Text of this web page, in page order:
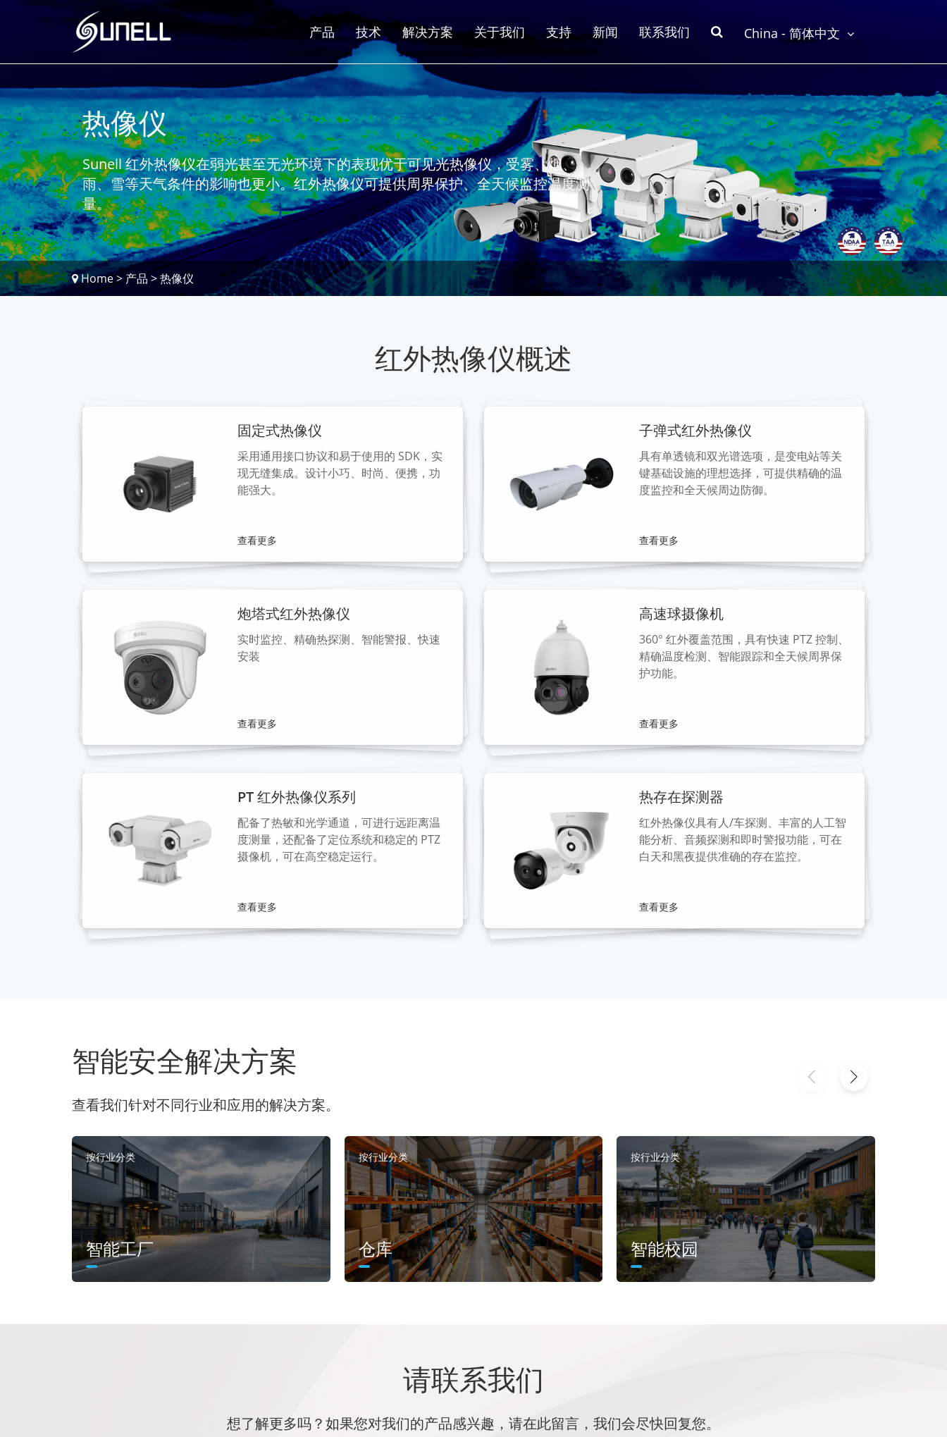
产品 技术 解决方案 关于我们 支持 新闻 联系我们 China - 简体中文
Home>产品 >热像仪
热像仪
Sunell 红外热像仪在弱光甚至无光环境下的表现优于可见光热像仪，受雾、烟、
雨、雪等天气条件的影响也更小。红外热像仪可提供周界保护、全天候监控温度测
量。
红外热像仪概述
固定式热像仪
采用通用接口协议和易于使用的 SDK，实
现无缝集成。设计小巧、时尚、便携，功
能强大。
查看更多
子弹式红外热像仪
具有单透镜和双光谱选项，是变电站等关
键基础设施的理想选择，可提供精确的温
度监控和全天候周边防御。
查看更多
炮塔式红外热像仪
实时监控、精确热探测、智能警报、快速
安装
查看更多
高速球摄像机
360° 红外覆盖范围，具有快速 PTZ 控制、
精确温度检测、智能跟踪和全天候周界保
护功能。
查看更多
PT 红外热像仪系列
配备了热敏和光学通道，可进行远距离温
度测量，还配备了定位系统和稳定的 PTZ
摄像机，可在高空稳定运行。
查看更多
热存在探测器
红外热像仪具有人/车探测、丰富的人工智
能分析、音频探测和即时警报功能，可在
白天和黑夜提供准确的存在监控。
查看更多
智能安全解决方案
查看我们针对不同行业和应用的解决方案。
按行业分类
智能工厂
按行业分类
仓库
按行业分类
智能校园
请联系我们
想了解更多吗？如果您对我们的产品感兴趣，请在此留言，我们会尽快回复您。